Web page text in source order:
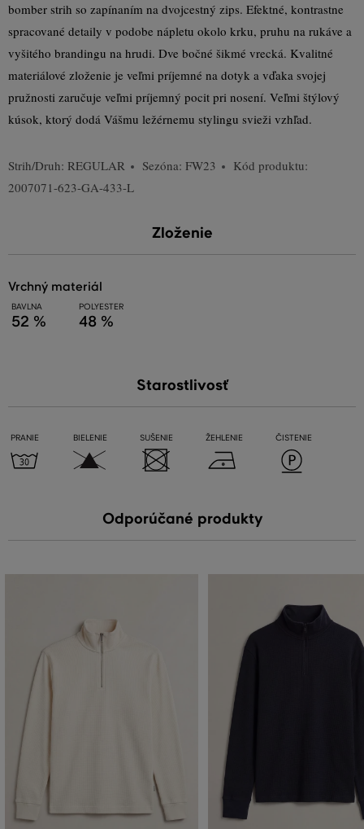
bomber strih so zapínaním na dvojcestný zips. Efektné, kontrastne
spracované detaily v podobe nápletu okolo krku, pruhu na rukáve a
vyšitého brandingu na hrudi. Dve bočné šikmé vrecká. Kvalitné
materiálové zloženie je veľmi príjemné na dotyk a vďaka svojej
pružnosti zaručuje veľmi príjemný pocit pri nosení. Veľmi štýlový
kúsok, ktorý dodá Vášmu ležérnemu stylingu svieži vzhľad.
Strih/Druh: REGULAR Sezóna: FW23
Kód produktu:
2007071-623-GA-433-L
Zloženie
vrchný materiál
BAVLNA
52 %
POLYESTER
48 %
Starostlivosť
PRANIE BIELENIE SUŠENIE ŽEHLENIE ČISTENIE
Odporúčané produkty